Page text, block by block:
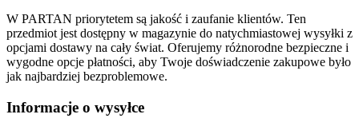
W PARTAN priorytetem są jakość i zaufanie klientów. Ten
przedmiot jest dostępny w magazynie do natychmiastowej wysyłki z
opcjami dostawy na cały świat. Oferujemy różnorodne bezpieczne i
wygodne opcje płatności, aby Twoje doświadczenie zakupowe było
jak najbardziej bezproblemowe.
Informacje o wysyłce